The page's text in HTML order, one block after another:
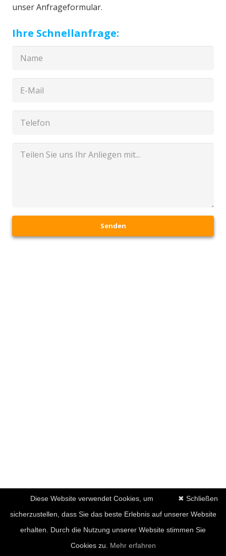
unser Anfrageformular.
Ihre Schnellanfrage:
Senden
✖ Schließen
Diese Website verwendet Cookies, um
sicherzustellen, dass Sie das beste Erlebnis auf unserer Website
erhalten. Durch die Nutzung unserer Website stimmen Sie
Cookies zu. Mehr erfahren